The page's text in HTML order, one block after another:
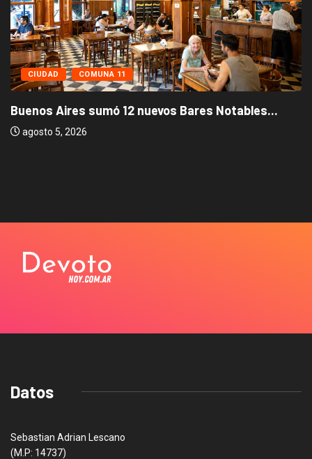
CIUDAD COMUNA 11
Buenos Aires sumó 12 nuevos Bares Notables...
agosto 5, 2026
Datos
Sebastian Adrian Lescano
(M.P: 14737)